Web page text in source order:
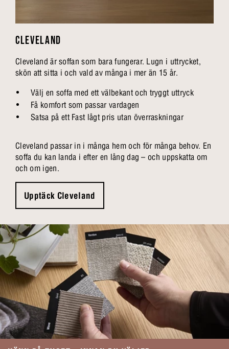
CLEVELAND
Cleveland är soffan som bara fungerar. Lugn i uttrycket,
skön att sitta i och vald av många i mer än 15 år.
Välj en soffa med ett välbekant och tryggt uttryck
Få komfort som passar vardagen
Satsa på ett Fast lågt pris utan överraskningar
Cleveland passar in i många hem och för många behov. En
soffa du kan landa i efter en lång dag – och uppskatta om
och om igen.
Upptäck Cleveland